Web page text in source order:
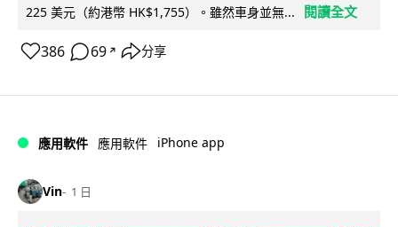
225 美元（約港幣 HK$1,755）。雖然車身並無...
閱讀全文
386 69 ↗ 分享
應用軟件 應用軟件 iPhone app
Vin 1 日